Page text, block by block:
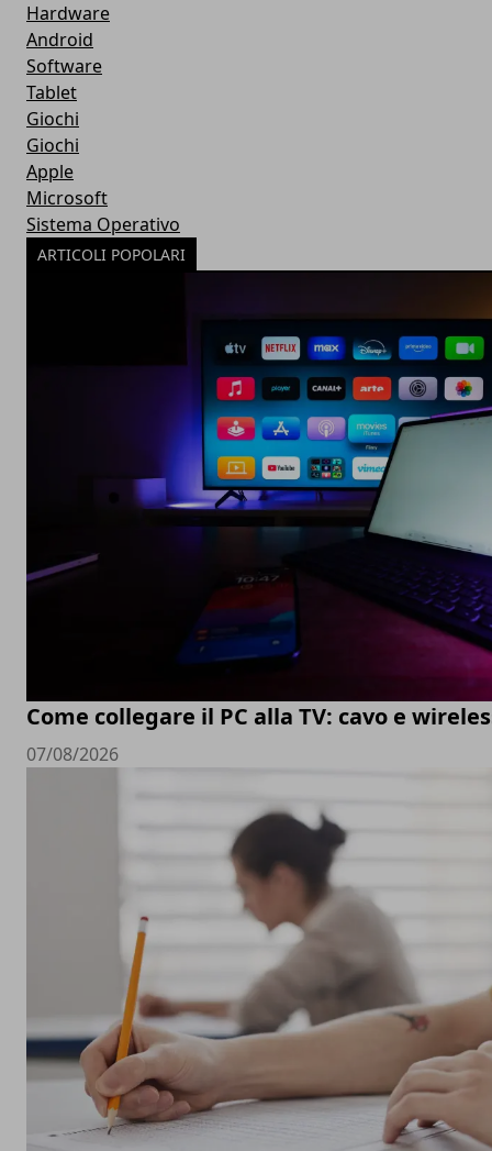
Hardware
Android
Software
Tablet
Giochi
Giochi
Apple
Microsoft
Sistema Operativo
ARTICOLI POPOLARI
Come collegare il PC alla TV: cavo e
07/08/2026